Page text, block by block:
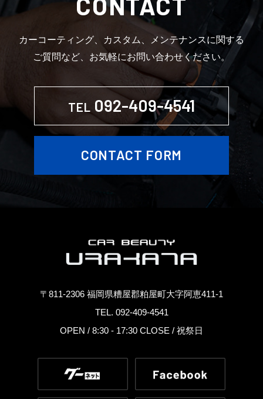
CONTACT
カーコーティング、カスタム、メンテナンスに関する
ご質問など、お気軽にお問い合わせください。
TEL 092-409-4541
CONTACT FORM
〒811-2306 福岡県糟屋郡粕屋町大字阿恵411-1
TEL. 092-409-4541
OPEN / 8:30 - 17:30 CLOSE / 祝祭日